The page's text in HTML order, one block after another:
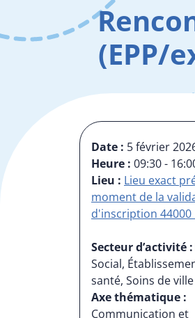
(EPP/
Date : 5 février
Heure : 09:30 -
Lieu : Lieu exact
moment de la
d'inscription 44000
Secteur d’activité :
Social,
santé, Soins de ville
Axe thématique :
Communication et